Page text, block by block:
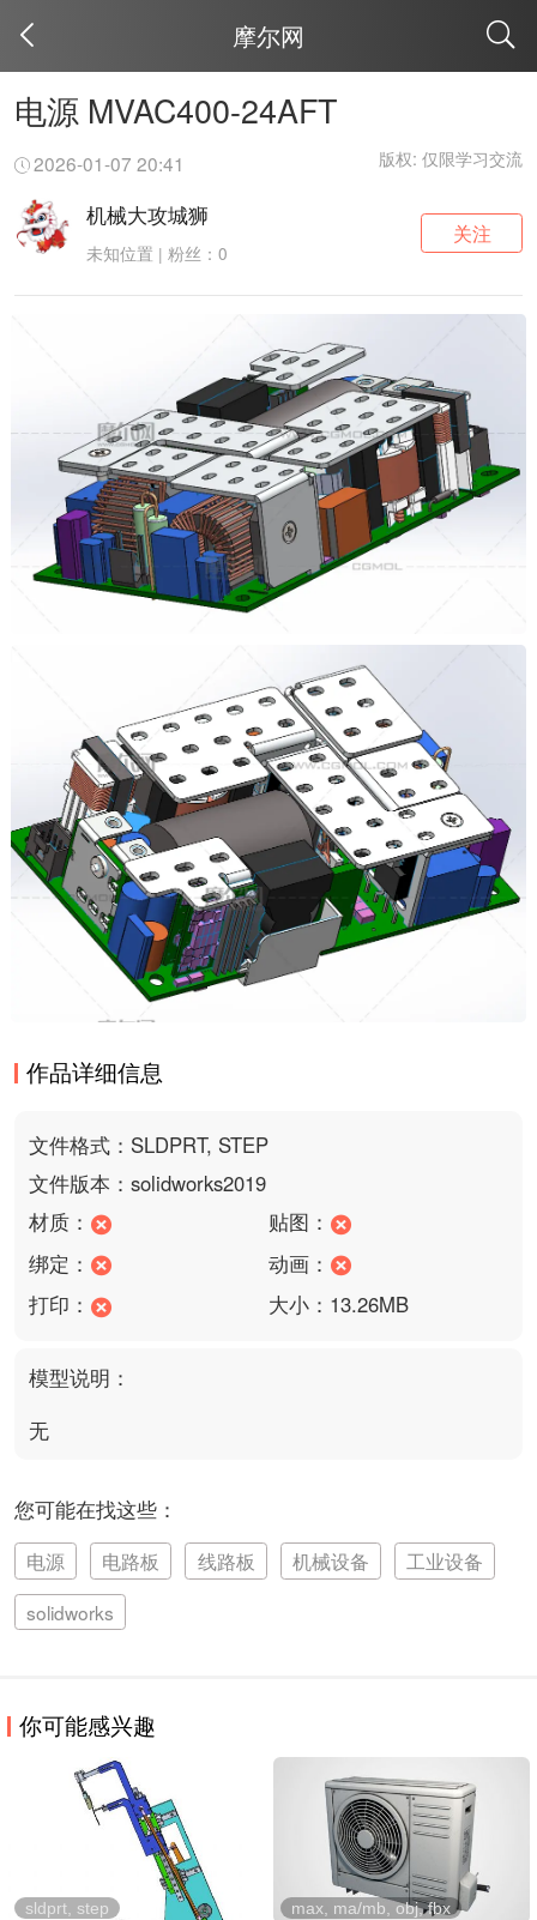
摩尔网
电源 MVAC400-24AFT
2026-01-07 20:41 版权: 仅限学习交流
机械大攻城狮
未知位置 | 粉丝：0
关注
作品详细信息
文件格式：SLDPRT, STEP
文件版本：solidworks2019
材质：
贴图：
绑定：
动画：
打印：
大小：13.26MB
模型说明：
无
您可能在找这些：
电源 电路板 线路板 机械设备
工业设备
solidworks
你可能感兴趣
sldprt, step max, ma/mb, obj, fbx
取消